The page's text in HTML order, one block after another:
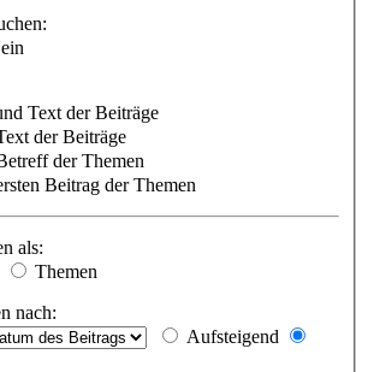
Text der Beiträge
der Beiträge
der Themen
Beitrag der Themen
als:
Themen
nach:
Aufsteigend